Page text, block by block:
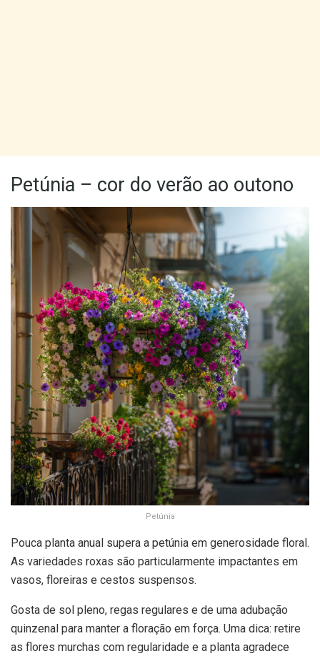
Petúnia – cor do verão ao outono
Petúnia
Pouca planta anual supera a petúnia em generosidade floral.
As variedades roxas são particularmente impactantes em
vasos, floreiras e cestos suspensos.
Gosta de sol pleno, regas regulares e de uma adubação
quinzenal para manter a floração em força. Uma dica: retire
as flores murchas com regularidade e a planta agradece